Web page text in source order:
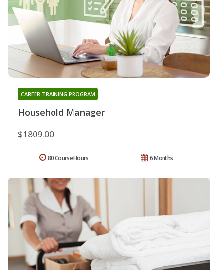
Household Manager
CAREER TRAINING PROGRAM
$1809.00
6 Months
80 Course Hours